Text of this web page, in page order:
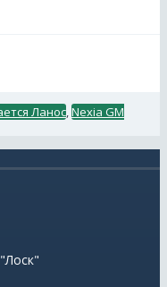
Ланос Nexia GM